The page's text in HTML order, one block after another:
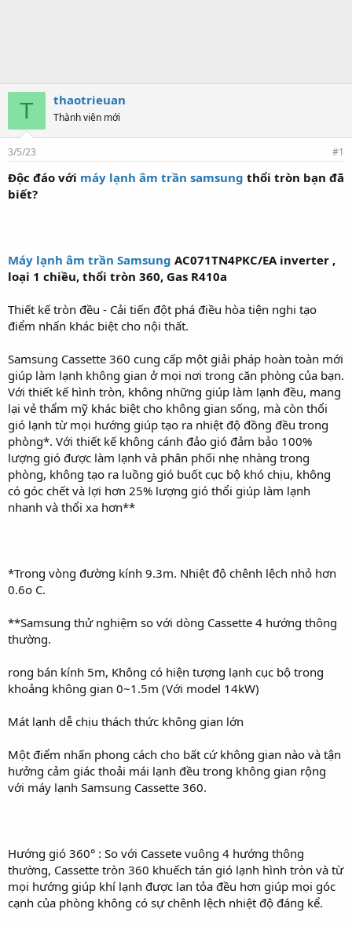
T thaotrieuan
Thành viên mới
3/5/23 #1
Độc đáo với máy lạnh âm trần samsung thổi tròn bạn đã
biết?
Máy lạnh âm trần Samsung AC071TN4PKC/EA inverter ,
loại 1 chiều, thổi tròn 360, Gas R410a
Thiết kế tròn đều - Cải tiến đột phá điều hòa tiện nghi tạo
điểm nhấn khác biệt cho nội thất.
Samsung Cassette 360 cung cấp một giải pháp hoàn toàn mới
giúp làm lạnh không gian ở mọi nơi trong căn phòng của bạn.
Với thiết kế hình tròn, không những giúp làm lạnh đều, mang
lại vẻ thẩm mỹ khác biệt cho không gian sống, mà còn thổi
gió lạnh từ mọi hướng giúp tạo ra nhiệt độ đồng đều trong
phòng*. Với thiết kế không cánh đảo gió đảm bảo 100%
lượng gió được làm lạnh và phân phối nhẹ nhàng trong
phòng, không tạo ra luồng gió buốt cục bộ khó chịu, không
có góc chết và lợi hơn 25% lượng gió thổi giúp làm lạnh
nhanh và thổi xa hơn**
*Trong vòng đường kính 9.3m. Nhiệt độ chênh lệch nhỏ hơn
0.6o C.
**Samsung thử nghiệm so với dòng Cassette 4 hướng thông
thường.
rong bán kính 5m, Không có hiện tượng lạnh cục bộ trong
khoảng không gian 0~1.5m (Với model 14kW)
Mát lạnh dễ chịu thách thức không gian lớn
Một điểm nhấn phong cách cho bất cứ không gian nào và tận
hưởng cảm giác thoải mái lạnh đều trong không gian rộng
với máy lạnh Samsung Cassette 360.
Hướng gió 360° : So với Cassete vuông 4 hướng thông
thường, Cassette tròn 360 khuếch tán gió lạnh hình tròn và từ
mọi hướng giúp khí lạnh được lan tỏa đều hơn giúp mọi góc
cạnh của phòng không có sự chênh lệch nhiệt độ đáng kể.